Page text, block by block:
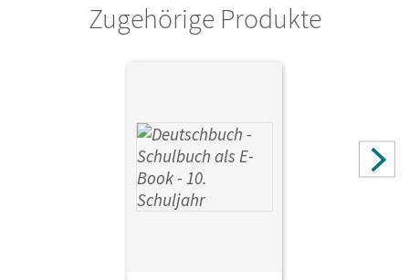
Zugehörige Produkte